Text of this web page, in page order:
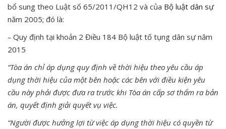
bổ sung theo Luật số 65/2011/QH12 và của Bộ luật dân sự
năm 2005; đó là:
– Quy định tại khoản 2 Điều 184 Bộ luật tố tụng dân sự năm
2015
“Tòa án chỉ áp dụng quy định về thời hiệu theo yêu cầu áp
dụng thời hiệu của một bên hoặc các bên với điều kiện yêu
cầu này phải được đưa ra trước khi Tòa án cấp sơ thẩm ra bản
án, quyết định giải quyết vụ việc.
“Người được hưởng lợi từ việc áp dụng thời hiệu có quyền từ